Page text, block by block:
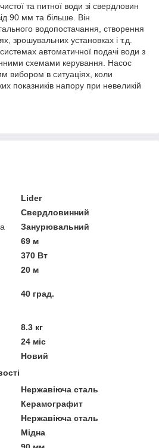
та питної води зі свердловин
90 мм та більше. Він
водопостачання, створення
зрошувальних установках і т.д.
автоматичної подачі води з
схемами керування. Насос
вибором в ситуаціях, коли
показників напору при невеликій
Lider
Свердловинний
Занурювальний
69 м
370 Вт
20 м
40 град.
8.3 кг
24 міс
Новий
Нержавіюча сталь
Керамографит
Нержавіюча сталь
Мідна